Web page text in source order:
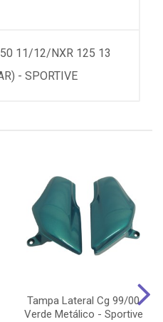
11/12/NXR 125 13
- SPORTIVE
Tampa Lateral Cg 99/00
Verde Metálico - Sportive